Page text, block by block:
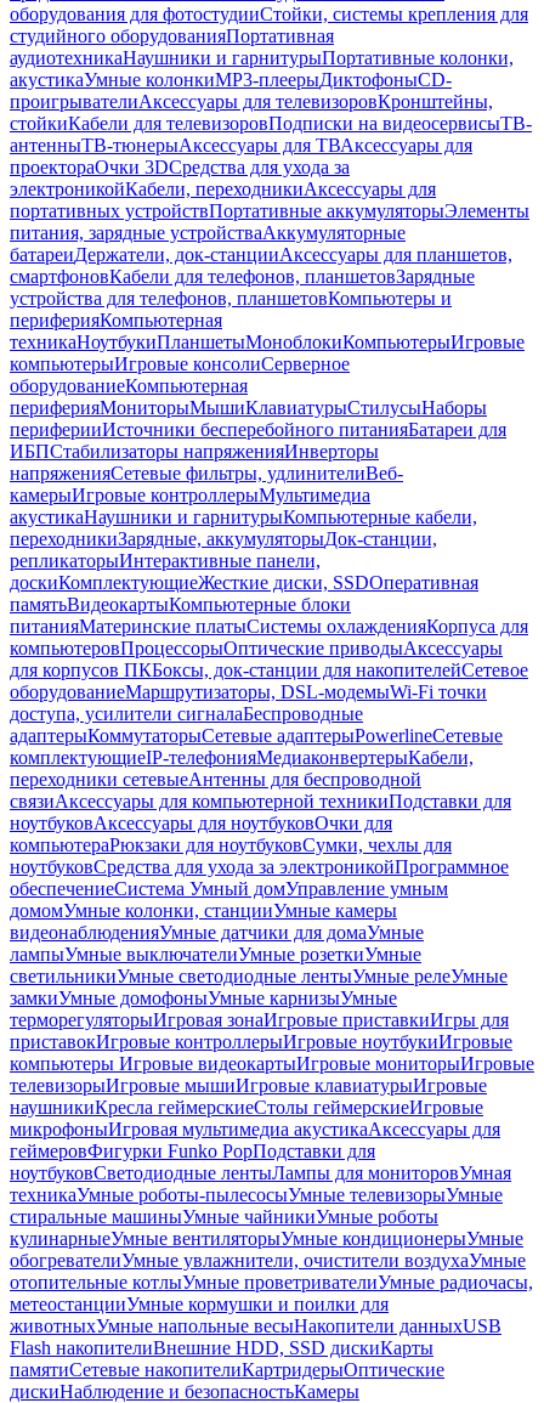
оборудования для фотостудииСтойки, системы крепления для
студийного оборудованияПортативная
аудиотехникаНаушники и гарнитурыПортативные колонки,
акустикаУмные колонкиMP3-плеерыДиктофоныCD-
проигрывателиАксессуары для телевизоровКронштейны,
стойкиКабели для телевизоровПодписки на видеосервисыТВ-
антенныТВ-тюнерыАксессуары для ТВАксессуары для
проектораОчки 3DСредства для ухода за
электроникойКабели, переходникиАксессуары для
портативных устройствПортативные аккумуляторыЭлементы
питания, зарядные устройстваАккумуляторные
батареиДержатели, док-станцииАксессуары для планшетов,
смартфоновКабели для телефонов, планшетовЗарядные
устройства для телефонов, планшетовКомпьютеры и
периферияКомпьютерная
техникаНоутбукиПланшетыМоноблокиКомпьютерыИгровые
компьютерыИгровые консолиСерверное
оборудованиеКомпьютерная
периферияМониторыМышиКлавиатурыСтилусыНаборы
периферииИсточники бесперебойного питанияБатареи для
ИБПСтабилизаторы напряженияИнверторы
напряженияСетевые фильтры, удлинителиВеб-
камерыИгровые контроллерыМультимедиа
акустикаНаушники и гарнитурыКомпьютерные кабели,
переходникиЗарядные, аккумуляторыДок-станции,
репликаторыИнтерактивные панели,
доскиКомплектующиеЖесткие диски, SSDОперативная
памятьВидеокартыКомпьютерные блоки
питанияМатеринские платыСистемы охлажденияКорпуса для
компьютеровПроцессорыОптические приводыАксессуары
для корпусов ПКБоксы, док-станции для накопителейСетевое
оборудованиеМаршрутизаторы, DSL-модемыWi-Fi точки
доступа, усилители сигналаБеспроводные
адаптерыКоммутаторыСетевые адаптерыPowerlineСетевые
комплектующиеIP-телефонияМедиаконвертерыКабели,
переходники сетевыеАнтенны для беспроводной
связиАксессуары для компьютерной техникиПодставки для
ноутбуковАксессуары для ноутбуковОчки для
компьютераРюкзаки для ноутбуковСумки, чехлы для
ноутбуковСредства для ухода за электроникойПрограммное
обеспечениеСистема Умный домУправление умным
домомУмные колонки, станцииУмные камеры
видеонаблюденияУмные датчики для домаУмные
лампыУмные выключателиУмные розеткиУмные
светильникиУмные светодиодные лентыУмные релеУмные
замкиУмные домофоныУмные карнизыУмные
терморегуляторыИгровая зонаИгровые приставкиИгры для
приставокИгровые контроллерыИгровые ноутбукиИгровые
компьютеры Игровые видеокартыИгровые мониторыИгровые
телевизорыИгровые мышиИгровые клавиатурыИгровые
наушникиКресла геймерскиеСтолы геймерскиеИгровые
микрофоныИгровая мультимедиа акустикаАксессуары для
геймеровФигурки Funko PopПодставки для
ноутбуковСветодиодные лентыЛампы для мониторовУмная
техникаУмные роботы-пылесосыУмные телевизорыУмные
стиральные машиныУмные чайникиУмные роботы
кулинарныеУмные вентиляторыУмные кондиционерыУмные
обогревателиУмные увлажнители, очистители воздухаУмные
отопительные котлыУмные проветривателиУмные радиочасы,
метеостанцииУмные кормушки и поилки для
животныхУмные напольные весыНакопители данныхUSB
Flash накопителиВнешние HDD, SSD дискиКарты
памятиСетевые накопителиКартридерыОптические
дискиНаблюдение и безопасностьКамеры